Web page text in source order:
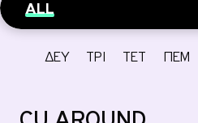
ALL
ΔΕΥ ΤΡΙ ΤΕΤ ΠΕΜ